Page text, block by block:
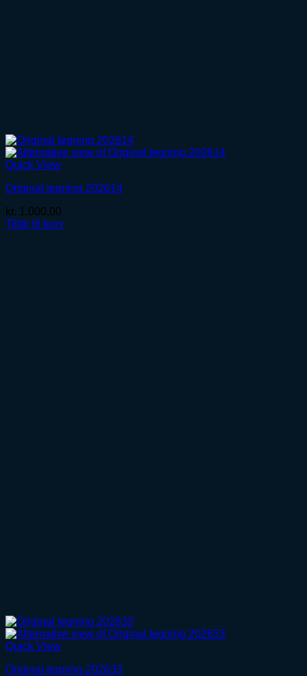
Quick View
Original tegning 202614
kr. 1.000,00
Tilføj til kurv
Quick View
Original tegning 202633